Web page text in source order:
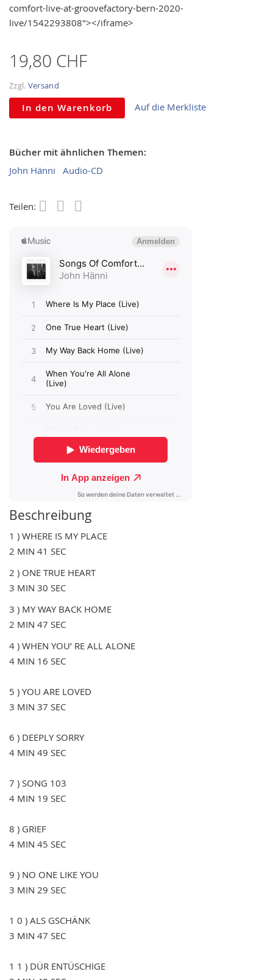
comfort-live-at-groovefactory-bern-2020-
live/1542293808"></iframe>
19,80 CHF
Zzgl. Versand
In den Warenkorb Auf die Merkliste
Bücher mit ähnlichen Themen:
John Hänni Audio-CD
Teilen:
Beschreibung
1 ) WHERE IS MY PLACE
2 MIN 41 SEC
2 ) ONE TRUE HEART
3 MIN 30 SEC
3 ) MY WAY BACK HOME
2 MIN 47 SEC
4 ) WHEN YOU’ RE ALL ALONE
4 MIN 16 SEC
5 ) YOU ARE LOVED
3 MIN 37 SEC
6 ) DEEPLY SORRY
4 MIN 49 SEC
7 ) SONG 103
4 MIN 19 SEC
8 ) GRIEF
4 MIN 45 SEC
9 ) NO ONE LIKE YOU
3 MIN 29 SEC
1 0 ) ALS GSCHÄNK
3 MIN 47 SEC
1 1 ) DÜR ENTÜSCHIGE